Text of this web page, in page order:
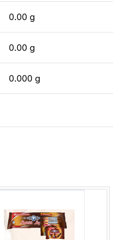
0.00 g
0.00 g
0.000 g